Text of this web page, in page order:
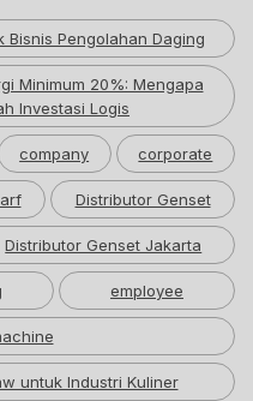
Bisnis Pengolahan Daging
Minimum 20%: Mengapa
Investasi Logis
company corporate
Distributor Genset
Distributor Genset Jakarta
employee
untuk Industri Kuliner